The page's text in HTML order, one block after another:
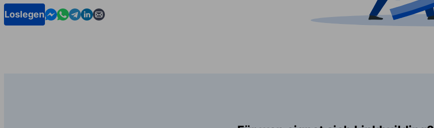
LoslegenContact us in Messenger
Contact us in WhatsApp
Contact us in Telegram
Contact us in Linkedin
Contact us by email